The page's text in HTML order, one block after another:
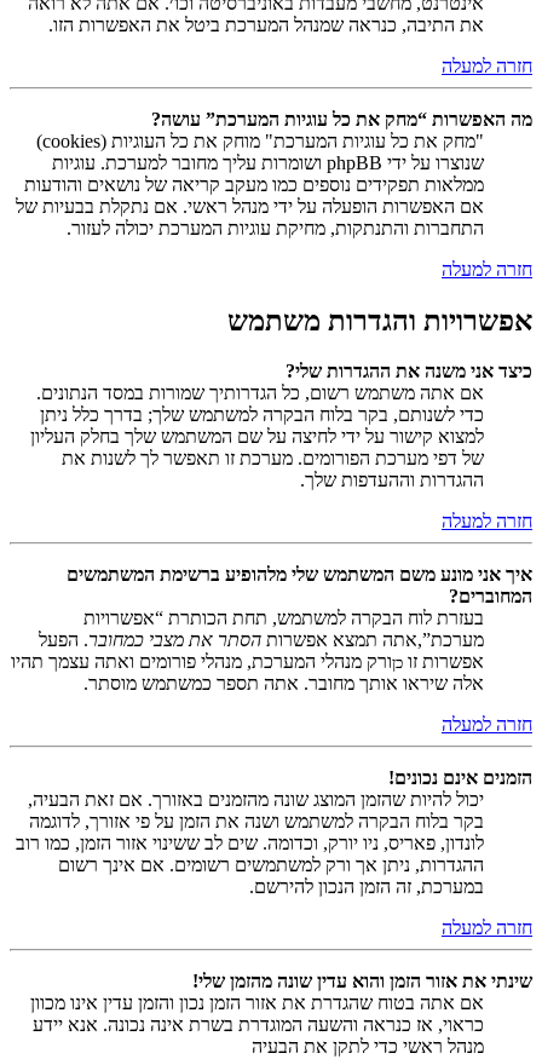
את התיבה, כנראה שמנהל המערכת ביטל את האפשרות הזו.
חזרה למעלה
מה האפשרות “מחק את כל עוגיות המערכת” עושה?
"מחק את כל עוגיות המערכת" מוחק את כל העוגיות (cookies)
שנוצרו על ידי phpBB ושומרות עליך מחובר למערכת. עוגיות
ממלאות תפקידים נוספים כמו מעקב קריאה של נושאים והודעות
אם האפשרות הופעלה על ידי מנהל ראשי. אם נתקלת בבעיות של
התחברות והתנתקות, מחיקת עוגיות המערכת יכולה לעזור.
חזרה למעלה
אפשרויות והגדרות משתמש
כיצד אני משנה את ההגדרות שלי?
אם אתה משתמש רשום, כל הגדרותיך שמורות במסד הנתונים.
כדי לשנותם, בקר בלוח הבקרה למשתמש שלך; בדרך כלל ניתן
למצוא קישור על ידי לחיצה על שם המשתמש שלך בחלק העליון
של דפי מערכת הפורומים. מערכת זו תאפשר לך לשנות את
ההגדרות וההעדפות שלך.
חזרה למעלה
איך אני מונע משם המשתמש שלי מלהופיע ברשימת המשתמשים
המחוברים?
בעזרת לוח הבקרה למשתמש, תחת הכותרת “אפשרויות
מערכת”,אתה תמצא אפשרות הסתר את מצבי כמחובר. הפעל
אפשרות זו כןורק מנהלי המערכת, מנהלי פורומים ואתה עצמך תהיו
אלה שיראו אותך מחובר. אתה תספר כמשתמש מוסתר.
חזרה למעלה
הזמנים אינם נכונים!
יכול להיות שהזמן המוצג שונה מהזמנים באזורך. אם זאת הבעיה,
בקר בלוח הבקרה למשתמש ושנה את הזמן על פי אזורך, לדוגמה
לונדון, פאריס, ניו יורק, וכדומה. שים לב ששינוי אזור הזמן, כמו רוב
ההגדרות, ניתן אך ורק למשתמשים רשומים. אם אינך רשום
במערכת, זה הזמן הנכון להירשם.
חזרה למעלה
שינתי את אזור הזמן והוא עדין שונה מהזמן שלי!
אם אתה בטוח שהגדרת את אזור הזמן נכון והזמן עדין אינו מכוון
כראוי, אז כנראה והשעה המוגדרת בשרת אינה נכונה. אנא יידע
מנהל ראשי כדי לתקן את הבעיה